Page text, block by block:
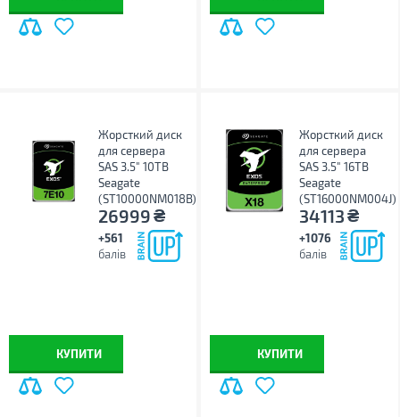
Жорсткий диск
для сервера
SAS 3.5" 10TB
Seagate
(ST10000NM018B)
26999₴
+561
балів
КУПИТИ
Жорсткий диск
для сервера
SAS 3.5" 16TB
Seagate
(ST16000NM004J)
34113₴
+1076
балів
КУПИТИ